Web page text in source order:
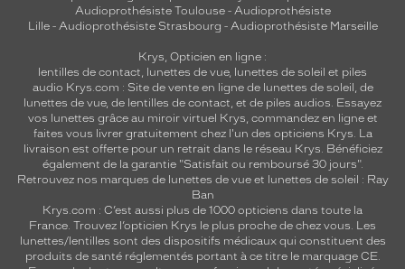
Audioprothésiste Toulouse- Audioprothésiste
Lille- Audioprothésiste Strasbourg - Audioprothésiste Marseille
Krys, Opticien en ligne :
lentilles de contact, lunettes de vue, lunettes de soleil et piles
audio Krys.com : Site de vente en ligne de lunettes de soleil, de
lunettes de vue, de lentilles de contact, et de piles audios. Essayez
vos lunettes grâce au miroir virtuel Krys, commandez en ligne et
faites vous livrer gratuitement chez l'un des opticiens Krys. La
livraison est offerte pour un retrait dans le réseau Krys. Bénéficiez
également de la garantie "Satisfait ou remboursé 30 jours".
Retrouvez nos marques de lunettes de vue et lunettes de soleil : Ray
Ban
Krys.com : C’est aussi plus de 1000 opticiens dans toute la
France. Trouvez l’opticien Krys le plus proche de chez vous. Les
lunettes/lentilles sont des dispositifs médicaux qui constituent des
produits de santé réglementés portant à ce titre le marquage CE.